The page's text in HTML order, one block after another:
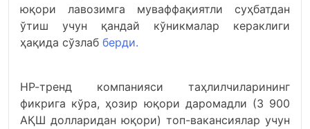
юқори лавозимга муваффақиятли суҳбатдан
ўтиш учун қандай кўникмалар кераклиги
ҳақида сўзлаб берди.
HР-тренд компанияси таҳлилчиларининг
фикрига кўра, ҳозир юқори даромадли (3 900
АҚШ долларидан юқори) топ-вакансиялар учун